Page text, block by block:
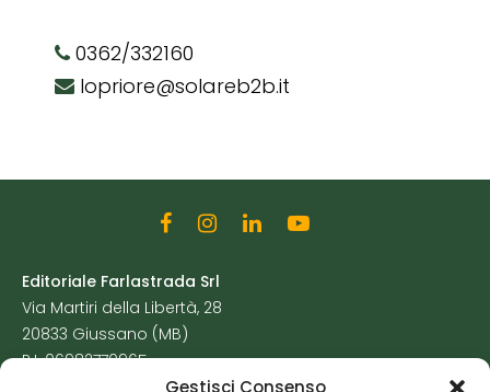
Gestisci Consenso
0362/332160
lopriore@solareb2b.it
Editoriale Farlastrada Srl
Via Martiri della Libertà, 28
20833 Giussano (MB)
P.I. 06982770965